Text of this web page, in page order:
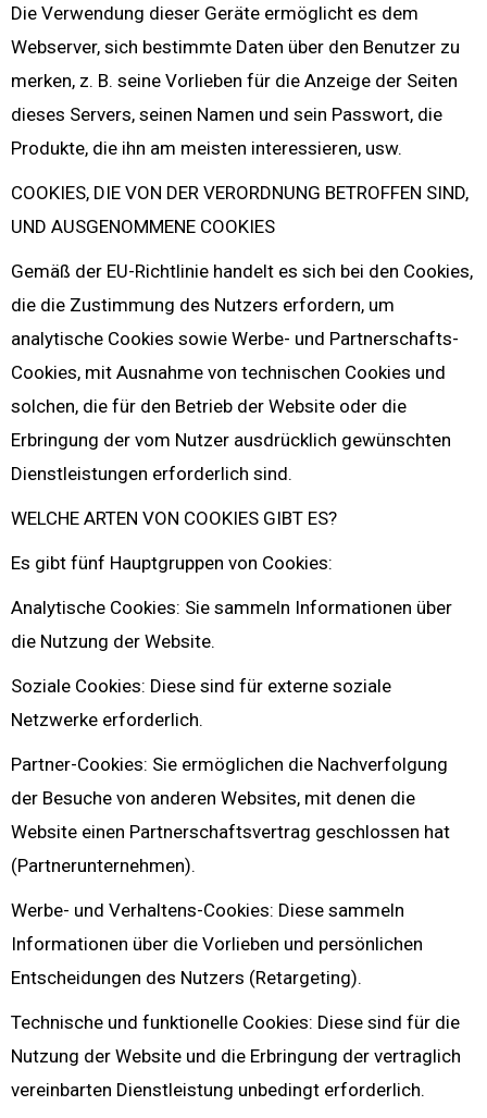
Die Verwendung dieser Geräte ermöglicht es dem
Webserver, sich bestimmte Daten über den Benutzer zu
merken, z. B. seine Vorlieben für die Anzeige der Seiten
dieses Servers, seinen Namen und sein Passwort, die
Produkte, die ihn am meisten interessieren, usw.
COOKIES, DIE VON DER VERORDNUNG BETROFFEN SIND,
UND AUSGENOMMENE COOKIES
Gemäß der EU-Richtlinie handelt es sich bei den Cookies,
die die Zustimmung des Nutzers erfordern, um
analytische Cookies sowie Werbe- und Partnerschafts-
Cookies, mit Ausnahme von technischen Cookies und
solchen, die für den Betrieb der Website oder die
Erbringung der vom Nutzer ausdrücklich gewünschten
Dienstleistungen erforderlich sind.
WELCHE ARTEN VON COOKIES GIBT ES?
Es gibt fünf Hauptgruppen von Cookies:
Analytische Cookies: Sie sammeln Informationen über
die Nutzung der Website.
Soziale Cookies: Diese sind für externe soziale
Netzwerke erforderlich.
Partner-Cookies: Sie ermöglichen die Nachverfolgung
der Besuche von anderen Websites, mit denen die
Website einen Partnerschaftsvertrag geschlossen hat
(Partnerunternehmen).
Werbe- und Verhaltens-Cookies: Diese sammeln
Informationen über die Vorlieben und persönlichen
Entscheidungen des Nutzers (Retargeting).
Technische und funktionelle Cookies: Diese sind für die
Nutzung der Website und die Erbringung der vertraglich
vereinbarten Dienstleistung unbedingt erforderlich.